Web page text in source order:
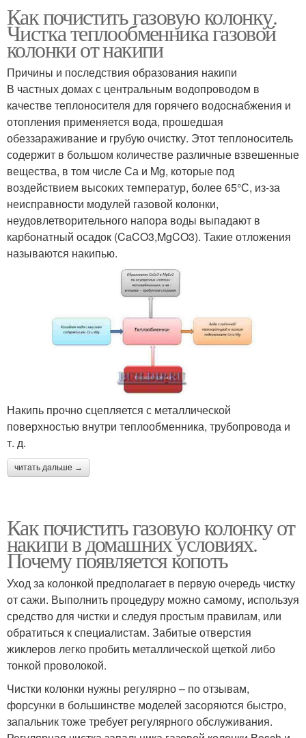
Как почистить газовую колонку.
Чистка теплообменника газовой
колонки от накипи
Причины и последствия образования накипи
В частных домах с центральным водопроводом в
качестве теплоносителя для горячего водоснабжения и
отопления применяется вода, прошедшая
обеззараживание и грубую очистку. Этот теплоноситель
содержит в большом количестве различные взвешенные
вещества, в том числе Са и Mg, которые под
воздействием высоких температур, более 65°С, из-за
неисправности модулей газовой колонки,
неудовлетворительного напора воды выпадают в
карбонатный осадок (CaCO3,MgCO3). Такие отложения
называются накипью.
Накипь прочно сцепляется с металлической
поверхностью внутри теплообменника, трубопровода и
т. д.
читать дальше →
Как почистить газовую колонку от
накипи в домашних условиях.
Почему появляется копоть
Уход за колонкой предполагает в первую очередь чистку
от сажи. Выполнить процедуру можно самому, используя
средство для чистки и следуя простым правилам, или
обратиться к специалистам. Забитые отверстия
жиклеров легко пробить металлической щеткой либо
тонкой проволокой.
Чистки колонки нужны регулярно – по отзывам,
форсунки в большинстве моделей засоряются быстро,
запальник тоже требует регулярного обслуживания.